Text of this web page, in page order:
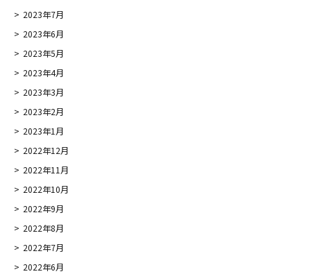
2023年7月
2023年6月
2023年5月
2023年4月
2023年3月
2023年2月
2023年1月
2022年12月
2022年11月
2022年10月
2022年9月
2022年8月
2022年7月
2022年6月